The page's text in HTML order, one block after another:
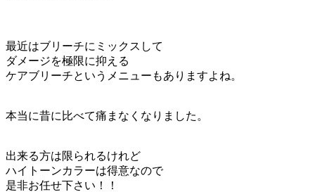
最近はブリーチにミックスして
ダメージを極限に抑える
ケアブリーチというメニューもありますよね。
本当に昔に比べて痛まなくなりました。
出来る方は限られるけれど
ハイトーンカラーは得意なので
是非お任せ下さい！！